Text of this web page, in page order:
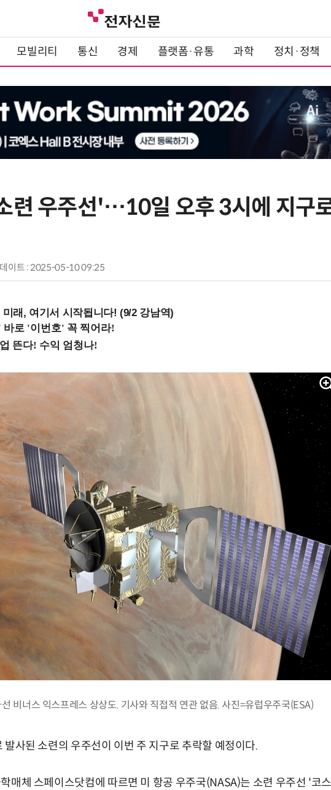
모빌리티 통신 경제 플랫폼·유통 과학 정치·정책
련 우주선'…10일 오후 3시에 지구
이트 : 2025-05-10 09:25
래, 여기서 시작됩니다! (9/2 강남역)
비너스 익스프레스 상상도. 기사와 직접적 연관 없음. 사진=유럽우주국(ESA)
사된 소련의 우주선이 이번 주 지구로 추락할 예정이다.
매체 스페이스닷컴에 따르면 미 항공 우주국(NASA)는 소련 우주선 '코